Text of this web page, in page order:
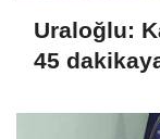
Uraloğlu:
45